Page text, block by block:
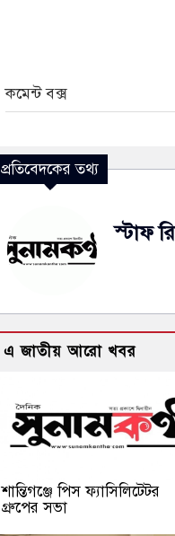
কমেন্ট বক্স
প্রতিবেদকের তথ্য
স্টাফ
এ জাতীয় আরো খবর
শান্তিগঞ্জে পিস ফ্যাসিলিটেটর
গ্রুপের সভা